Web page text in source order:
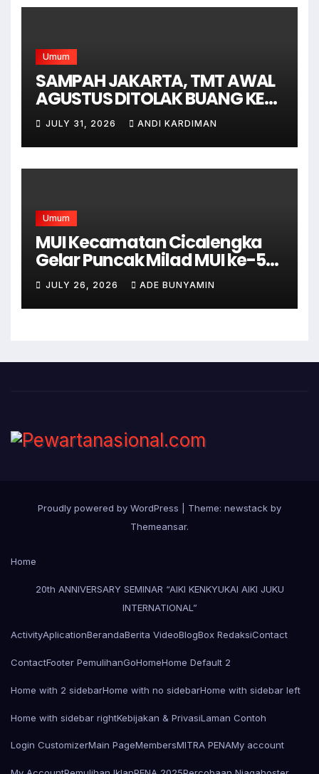
Umum
SAMPAH JAKARTA, TMT AWAL
AGUSTUS DITOLAK BUANG KE
BANTAR GEBANG
JULY 31, 2026 ANDI KARDIMAN
Umum
MUI Kecamatan Cicalengka
Gelar Puncak Milad MUI ke-51
dengan Tabligh Akbar
JULY 26, 2026 ADE BUNYAMIN
Proudly powered by WordPress
Theme: newstack by
Themeansar.
Home
20th ANNIVERSARY SEMINAR “AIKI KENKYUKAI AIKI JUKU
INTERNATIONAL”
ActivityAplicationBerandaBerita VideoBlogBox RedaksiContact
ContactFooter PemulihanGoHomeHome Default 2
Home with 2 sidebarHome with no sidebarHome with sidebar left
Home with sidebar rightKebijakan & PrivasiLaman Contoh
Login CustomizerMain PageMembersMITRA PENAMy account